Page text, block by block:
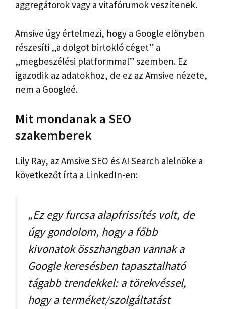
aggregátorok vagy a vitafórumok veszítenek.
Amsive úgy értelmezi, hogy a Google előnyben
részesíti „a dolgot birtokló céget” a
„megbeszélési platformmal” szemben. Ez
igazodik az adatokhoz, de ez az Amsive nézete,
nem a Googleé.
Mit mondanak a SEO
szakemberek
Lily Ray, az Amsive SEO és AI Search alelnöke a
következőt írta a LinkedIn-en:
„Ez egy furcsa alapfrissítés volt, de
úgy gondolom, hogy a főbb
kivonatok összhangban vannak a
Google keresésben tapasztalható
tágabb trendekkel: a törekvéssel,
hogy a terméket/szolgáltatást